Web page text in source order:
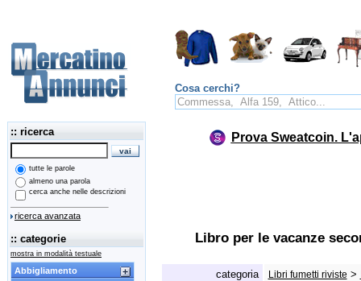
Cosa cerchi?
:: ricerca
tutte le parole
almeno una parola
cerca anche nelle descrizioni
ricerca avanzata
:: categorie
mostra in modalità testuale
Abbigliamento
Prova Sweatcoin.
Libro per le vacanze
categoria Libri fumetti riviste >